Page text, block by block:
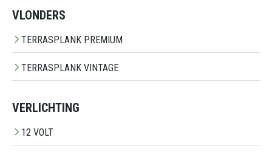
VLONDERS
TERRASPLANK PREMIUM
TERRASPLANK VINTAGE
VERLICHTING
12 VOLT